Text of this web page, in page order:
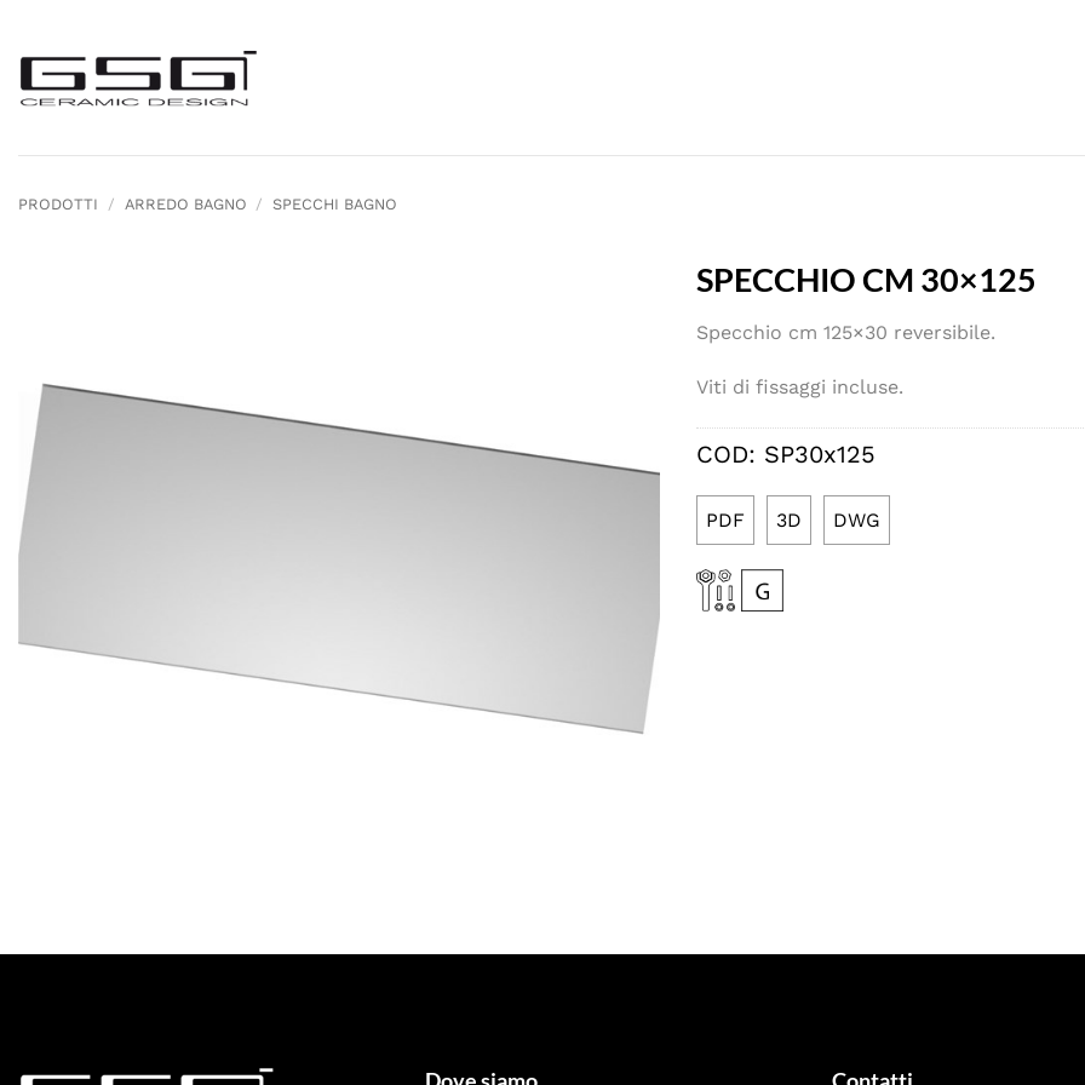
contenuti
PRODOTTI / ARREDO BAGNO / SPECCHI BAGNO
SPECCHIO CM 30×125
Specchio cm 125×30 reversibile.
Viti di fissaggi incluse.
COD: SP30x125
PDF 3D DWG